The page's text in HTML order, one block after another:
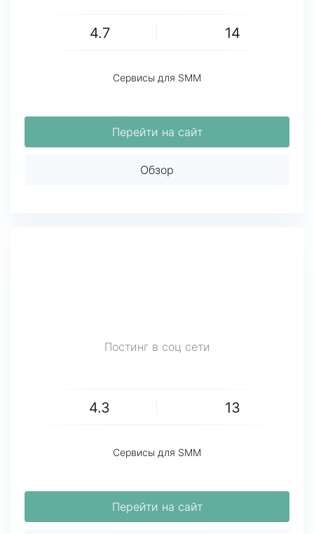
4.7 14
Сервисы для SMM
Перейти на сайт
Обзор
Постинг в соц сети
4.3 13
Сервисы для SMM
Перейти на сайт